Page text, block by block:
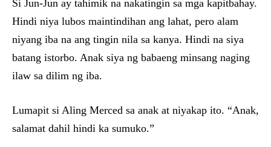
Si Jun-Jun ay tahimik na nakatingin sa mga kapitbahay.
Hindi niya lubos maintindihan ang lahat, pero alam
niyang iba na ang tingin nila sa kanya. Hindi na siya
batang istorbo. Anak siya ng babaeng minsang naging
ilaw sa dilim ng iba.
Lumapit si Aling Merced sa anak at niyakap ito. “Anak,
salamat dahil hindi ka sumuko.”